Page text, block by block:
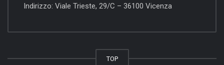
Indirizzo: Viale Trieste, 29/C – 36100 Vicenza
TOP